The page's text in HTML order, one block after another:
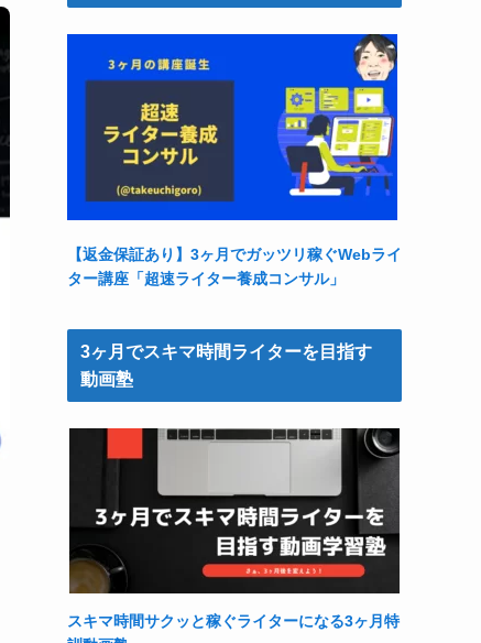
【返金保証あり】3ヶ月でガッツリ稼ぐWebライ
ター講座「超速ライター養成コンサル」
3ヶ月でスキマ時間ライターを目指す
動画塾
スキマ時間サクッと稼ぐライターになる3ヶ月特